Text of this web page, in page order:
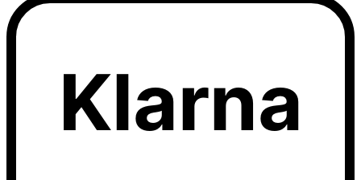
Klarna